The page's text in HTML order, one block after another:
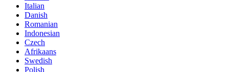
Italian
Danish
Romanian
Indonesian
Czech
Afrikaans
Swedish
Polish